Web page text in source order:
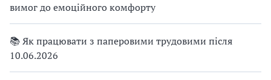
вимог до емоційного комфорту
📚 Як працювати з паперовими трудовими після
10.06.2026